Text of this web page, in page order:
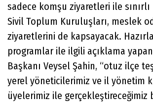
sadece komşu ziyaretleri ile
Sivil Toplum Kuruluşları, meslek
ziyaretlerini de kapsayacak.
programlar ile ilgili açıklama
Başkanı Veysel Şahin, “otuz ilçe
yerel yöneticilerimiz ve il yönetim
üyelerimiz ile gerçekleştireceğimiz